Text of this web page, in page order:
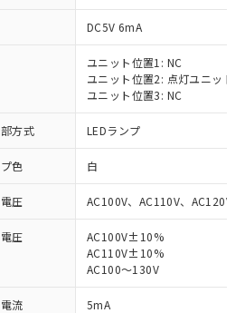
DC5V 6mA
ユニット位置1: NC
ユニット位置2: 点灯ユニット
ユニット位置3: NC
方式 LEDランプ
色 白
圧 AC100V、AC110V、AC120V
圧
AC100V±10%
AC110V±10%
AC100～130V
流 5mA
RoHS指令（10物質）の
た製品が提供可能な商品で